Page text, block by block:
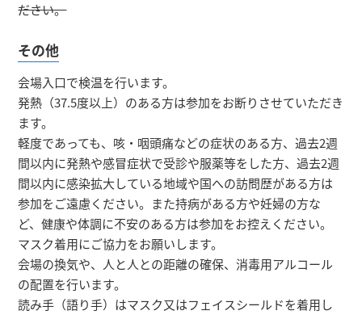
ださい。
その他
会場入口で検温を行います。
発熱（37.5度以上）のある方は参加をお断りさせていただき
ます。
軽度であっても、咳・咽頭痛などの症状のある方、過去2週
間以内に発熱や感冒症状で受診や服薬等をした方、過去2週
間以内に感染拡大している地域や国への訪問歴がある方は
参加をご遠慮ください。また持病がある方や妊婦の方な
ど、健康や体調に不安のある方は参加をお控えください。
マスク着用にご協力をお願いします。
会場の換気や、人と人との距離の確保、消毒用アルコール
の配置を行います。
読み手（語り手）はマスク又はフェイスシールドを着用し